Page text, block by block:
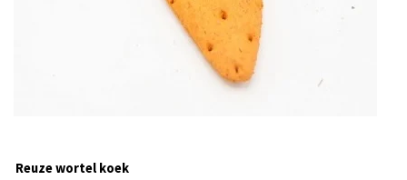
Reuze wortel koek